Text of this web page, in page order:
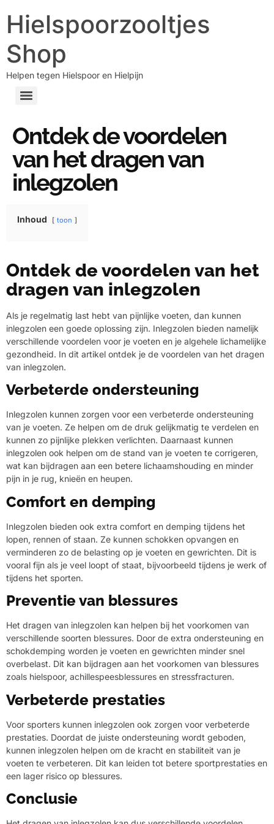
Hielspoorzooltjes
Shop
Helpen tegen Hielspoor en Hielpijn
Ontdek de voordelen
van het dragen van
inlegzolen
Inhoud toon
Ontdek de voordelen van het
dragen van inlegzolen
Als je regelmatig last hebt van pijnlijke voeten, dan kunnen
inlegzolen een goede oplossing zijn. Inlegzolen bieden namelijk
verschillende voordelen voor je voeten en je algehele lichamelijke
gezondheid. In dit artikel ontdek je de voordelen van het dragen
van inlegzolen.
Verbeterde ondersteuning
Inlegzolen kunnen zorgen voor een verbeterde ondersteuning
van je voeten. Ze helpen om de druk gelijkmatig te verdelen en
kunnen zo pijnlijke plekken verlichten. Daarnaast kunnen
inlegzolen ook helpen om de stand van je voeten te corrigeren,
wat kan bijdragen aan een betere lichaamshouding en minder
pijn in je rug, knieën en heupen.
Comfort en demping
Inlegzolen bieden ook extra comfort en demping tijdens het
lopen, rennen of staan. Ze kunnen schokken opvangen en
verminderen zo de belasting op je voeten en gewrichten. Dit is
vooral fijn als je veel loopt of staat, bijvoorbeeld tijdens je werk of
tijdens het sporten.
Preventie van blessures
Het dragen van inlegzolen kan helpen bij het voorkomen van
verschillende soorten blessures. Door de extra ondersteuning en
schokdemping worden je voeten en gewrichten minder snel
overbelast. Dit kan bijdragen aan het voorkomen van blessures
zoals hielspoor, achillespeesblessures en stressfracturen.
Verbeterde prestaties
Voor sporters kunnen inlegzolen ook zorgen voor verbeterde
prestaties. Doordat de juiste ondersteuning wordt geboden,
kunnen inlegzolen helpen om de kracht en stabiliteit van je
voeten te verbeteren. Dit kan leiden tot betere sportprestaties en
een lager risico op blessures.
Conclusie